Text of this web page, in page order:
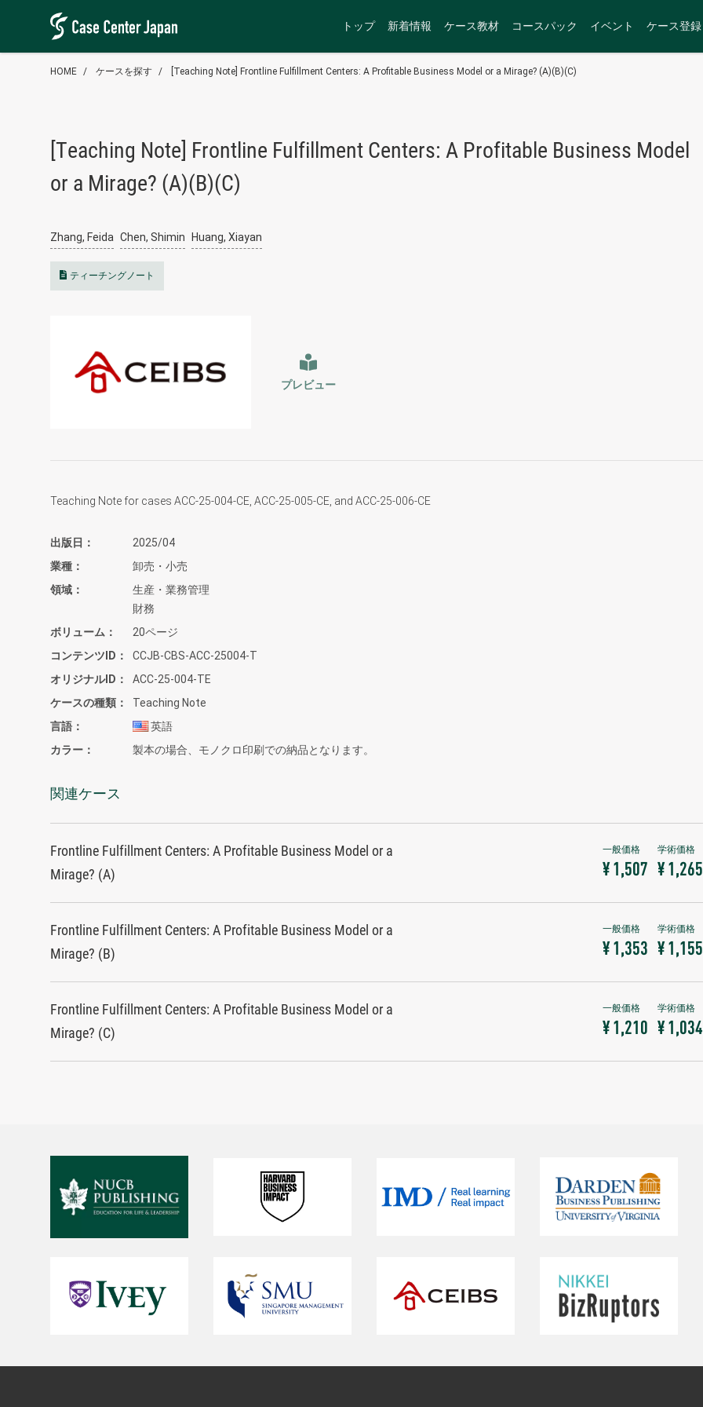
トップ 新着情報 ケース教材 コースパック イベント ケース登録
HOME ケースを探す [Teaching Note] Frontline Fulfillment Centers: A Profitable Business Model or a Mirage? (A)(B)(C)
[Teaching Note] Frontline Fulfillment Centers: A Profitable Business Model
or a Mirage? (A)(B)(C)
Zhang, Feida Chen, Shimin Huang, Xiayan
ティーチングノート
プレビュー
Teaching Note for cases ACC-25-004-CE, ACC-25-005-CE, and ACC-25-006-CE
出版日
2025/04
業種
卸売・小売
領域
生産・業務管理
財務
ボリューム
20ページ
コンテンツID
CCJB-CBS-ACC-25004-T
オリジナルID
ACC-25-004-TE
ケースの種類
Teaching Note
言語
英語
カラー
製本の場合、モノクロ印刷での納品となります。
関連ケース
Frontline Fulfillment Centers: A Profitable Business Model or a
Mirage? (A)
¥ 1,507 ¥ 1,265
Frontline Fulfillment Centers: A Profitable Business Model or a
Mirage? (B)
¥ 1,353 ¥ 1,155
Frontline Fulfillment Centers: A Profitable Business Model or a
Mirage? (C)
¥ 1,210 ¥ 1,034